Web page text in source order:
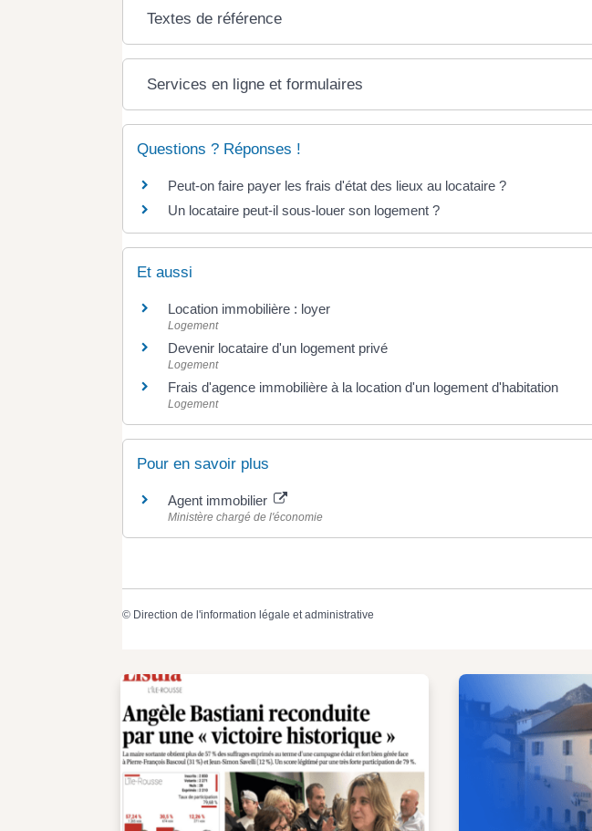
Textes de référence
Services en ligne et formulaires
Questions ? Réponses !
Peut-on faire payer les frais d'état des lieux au locataire ?
Un locataire peut-il sous-louer son logement ?
Et aussi
Location immobilière : loyer
Logement
Devenir locataire d'un logement privé
Logement
Frais d'agence immobilière à la location d'un logement d'habitation
Logement
Pour en savoir plus
Agent immobilier
Ministère chargé de l'économie
© Direction de l'information légale et administrative